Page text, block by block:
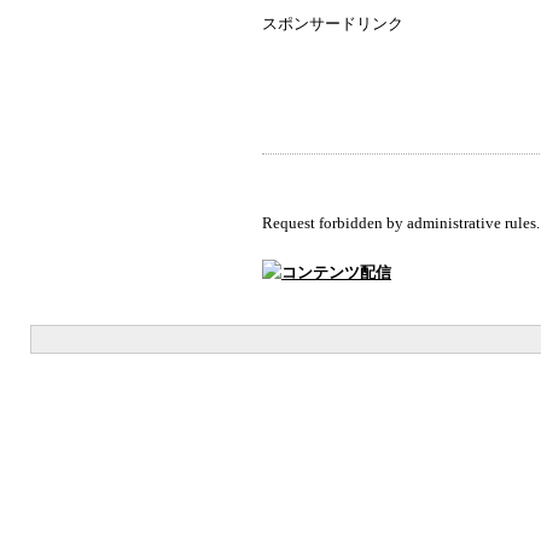
スポンサードリンク
Request forbidden by administrative rules.